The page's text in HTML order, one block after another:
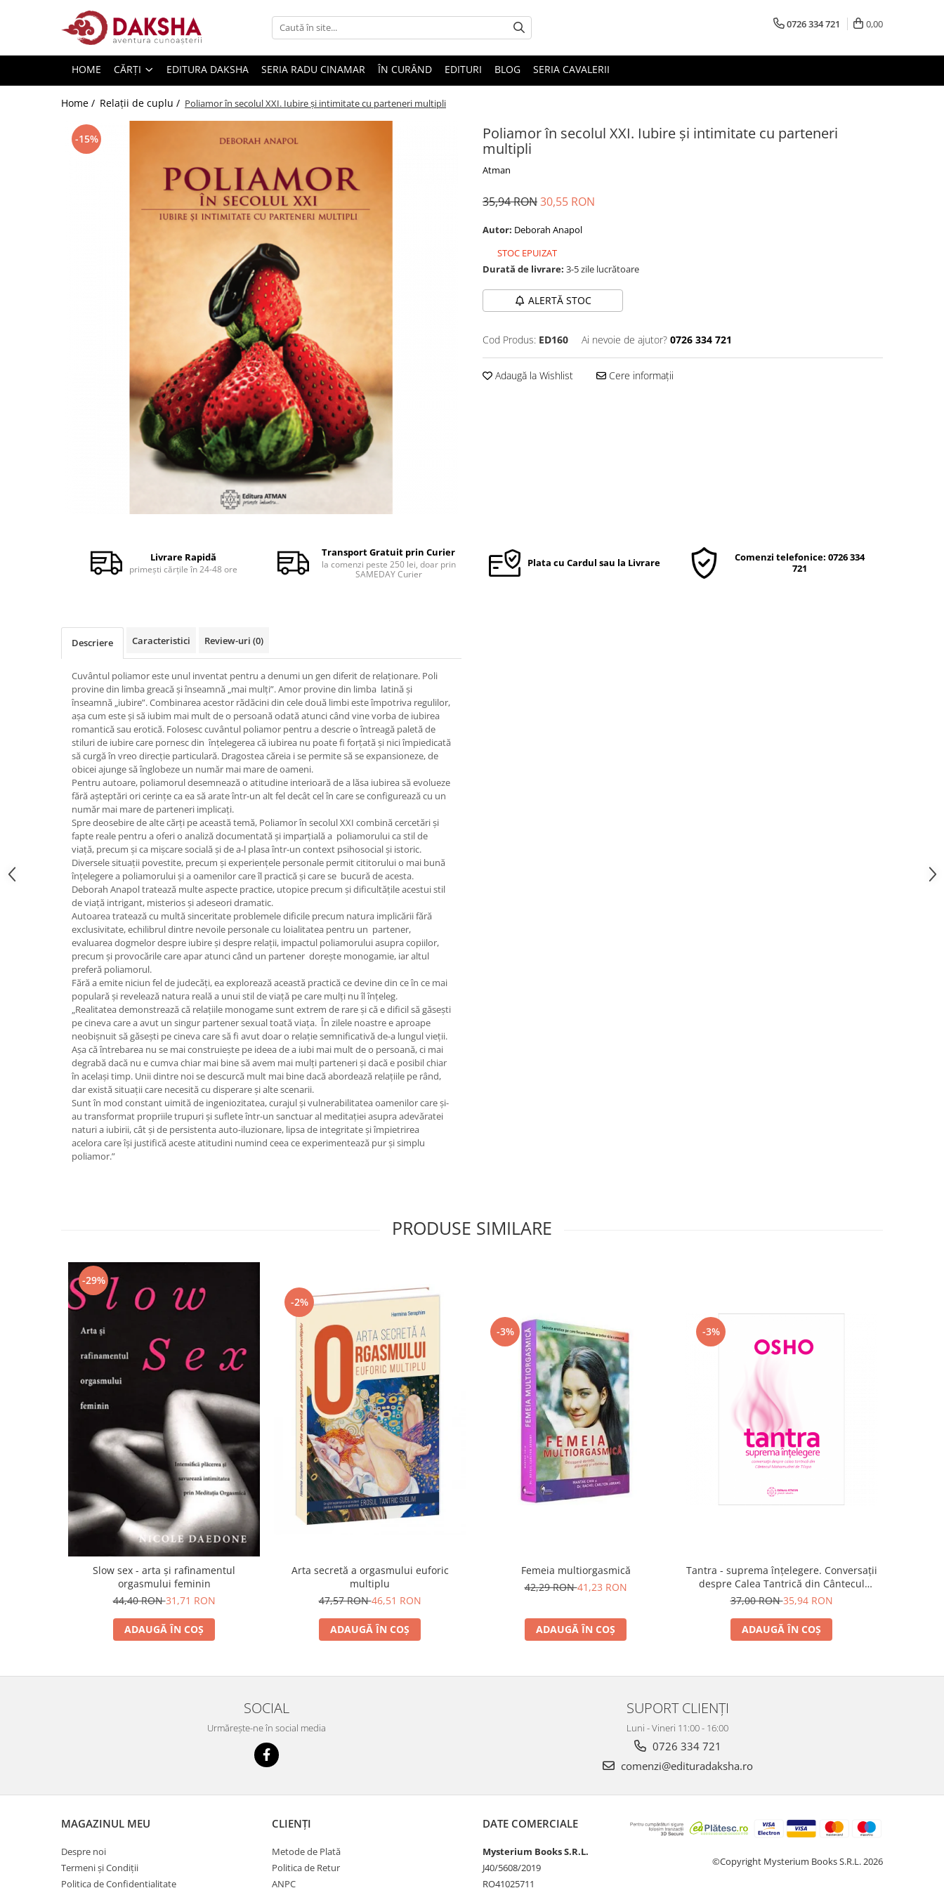
Editura Daksha
Seria Radu Cinamar
Seria David Icke
Viata după moarte
Relații de cuplu
Psihologie practică
Lumea îngerilor
Seria Masaru Emoto
Inspiraţie divină
Vindecare spirituală
Viaţa de după moarte
Supă de pui pentru suflet
Spiritualitate şi ştiinţă
Fără categorie
0726 334 721 0,00
HOME CĂRȚI EDITURA DAKSHA SERIA RADU CINAMAR ÎN CURÂND EDITURI BLOG SERIA CAVALERII
Home / Relații de cuplu / Poliamor în secolul XXI. Iubire și intimitate cu parteneri multipli
Poliamor în secolul XXI. Iubire și intimitate cu parteneri
multipli
Atman
-15%
Facebook
35,94 RON30,55 RON
Autor: Deborah Anapol
STOC EPUIZAT
Durată de livrare: 3-5 zile lucrătoare
ALERTĂ STOC
Cod Produs: ED160 Ai nevoie de ajutor? 0726 334 721
Adaugă la Wishlist Cere informații
Livrare Rapidă
primești cărțile în 24-48 ore
Transport Gratuit prin Curier
la comenzi peste 250 lei, doar prin
SAMEDAY Curier
Plata cu Cardul sau la Livrare
Comenzi telefonice: 0726 334
721
Descriere Caracteristici Review-uri (0)
Cuvântul poliamor este unul inventat pentru a denumi un gen diferit de relaționare. Poli
provine din limba greacă și înseamnă „mai mulți”. Amor provine din limba latină și
înseamnă „iubire”. Combinarea acestor rădăcini din cele două limbi este împotriva regulilor,
așa cum este și să iubim mai mult de o persoană odată atunci când vine vorba de iubirea
romantică sau erotică. Folosesc cuvântul poliamor pentru a descrie o întreagă paletă de
stiluri de iubire care pornesc din înțelegerea că iubirea nu poate fi forțată și nici împiedicată
să curgă în vreo direcție particulară. Dragostea căreia i se permite să se expansioneze, de
obicei ajunge să înglobeze un număr mai mare de oameni.
Pentru autoare, poliamorul desemnează o atitudine interioară de a lăsa iubirea să evolueze
fără așteptări ori cerințe ca ea să arate într-un alt fel decât cel în care se configurează cu un
număr mai mare de parteneri implicați.
Spre deosebire de alte cărți pe această temă, Poliamor în secolul XXI combină cercetări și
fapte reale pentru a oferi o analiză documentată și imparțială a poliamorului ca stil de
viață, precum și ca mișcare socială și de a-l plasa într-un context psihosocial și istoric.
Diversele situații povestite, precum și experiențele personale permit cititorului o mai bună
înțelegere a poliamorului și a oamenilor care îl practică și care se bucură de acesta.
Deborah Anapol tratează multe aspecte practice, utopice precum și dificultățile acestui stil
de viață intrigant, misterios și adeseori dramatic.
Autoarea tratează cu multă sinceritate problemele dificile precum natura implicării fără
exclusivitate, echilibrul dintre nevoile personale cu loialitatea pentru un partener,
evaluarea dogmelor despre iubire și despre relații, impactul poliamorului asupra copiilor,
precum și provocările care apar atunci când un partener dorește monogamie, iar altul
preferă poliamorul.
Fără a emite niciun fel de judecăți, ea explorează această practică ce devine din ce în ce mai
populară și revelează natura reală a unui stil de viață pe care mulți nu îl înțeleg.
„Realitatea demonstrează că relațiile monogame sunt extrem de rare și că e dificil să găsești
pe cineva care a avut un singur partener sexual toată viața. În zilele noastre e aproape
neobișnuit să găsești pe cineva care să fi avut doar o relație semnificativă de-a lungul vieții.
Așa că întrebarea nu se mai construieşte pe ideea de a iubi mai mult de o persoană, ci mai
degrabă dacă nu e cumva chiar mai bine să avem mai mulți parteneri și dacă e posibil chiar
în același timp. Unii dintre noi se descurcă mult mai bine dacă abordează relațiile pe rând,
dar există situații care necesită cu disperare și alte scenarii.
Sunt în mod constant uimită de ingeniozitatea, curajul și vulnerabilitatea oamenilor care și-
au transformat propriile trupuri și suflete într-un sanctuar al meditației asupra adevăratei
naturi a iubirii, cât și de persistenta auto-iluzionare, lipsa de integritate și împietrirea
acelora care își justifică aceste atitudini numind ceea ce experimentează pur și simplu
poliamor.”
PRODUSE SIMILARE
-29%
Slow sex - arta şi rafinamentul
orgasmului feminin
44,40 RON31,71 RON
ADAUGĂ ÎN COȘ
-2%
Arta secretă a orgasmului euforic
multiplu
47,57 RON46,51 RON
ADAUGĂ ÎN COȘ
-3%
Femeia multiorgasmică
42,29 RON41,23 RON
ADAUGĂ ÎN COȘ
-3%
Tantra - suprema înțelegere. Conversaţii
despre Calea Tantrică din Cântecul
Mahamudrei de Tilopa
37,00 RON35,94 RON
ADAUGĂ ÎN COȘ
SOCIAL
Urmărește-ne în social media
SUPORT CLIENȚI
Luni - Vineri 11:00 - 16:00
0726 334 721
comenzi@edituradaksha.ro
MAGAZINUL MEU
Despre noi
Termeni și Condiții
Politica de Confidentialitate
CLIENȚI
Metode de Plată
Politica de Retur
ANPC
DATE COMERCIALE
Mysterium Books S.R.L.
J40/5608/2019
RO41025711
©Copyright Mysterium Books S.R.L. 2026